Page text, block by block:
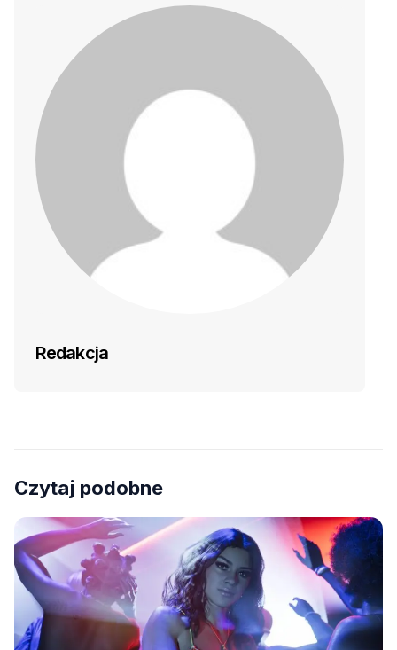
Redakcja
Czytaj podobne